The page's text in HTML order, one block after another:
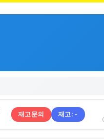
재고문의 재고: -